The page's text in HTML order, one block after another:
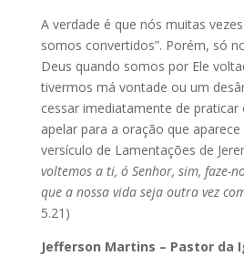
A verdade é que nós muitas
somos convertidos”. Porém, só
Deus quando somos por Ele
tivermos má vontade ou um
cessar imediatamente de
apelar para a oração que
versículo de Lamentações de
voltemos a ti, ó Senhor, sim, faze-
que a nossa vida seja outra vez
5.21)
Jefferson Martins – Pastor da